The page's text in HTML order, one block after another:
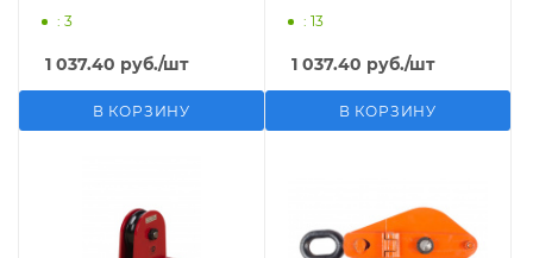
: 3
1 037.40 руб./шт
В КОРЗИНУ
: 13
1 037.40 руб./шт
В КОРЗИНУ